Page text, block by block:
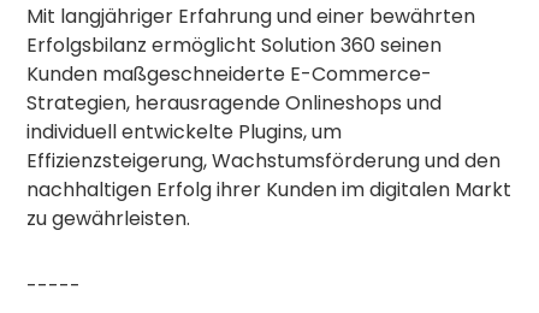
Mit langjähriger Erfahrung und einer bewährten
Erfolgsbilanz ermöglicht Solution 360 seinen
Kunden maßgeschneiderte E-Commerce-
Strategien, herausragende Onlineshops und
individuell entwickelte Plugins, um
Effizienzsteigerung, Wachstumsförderung und den
nachhaltigen Erfolg ihrer Kunden im digitalen Markt
zu gewährleisten.
-----